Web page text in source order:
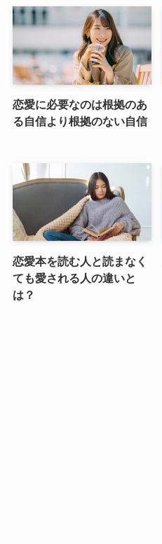
恋愛に必要なのは根拠のあ
る自信より根拠のない自信
恋愛本を読む人と読まなく
ても愛される人の違いと
は？